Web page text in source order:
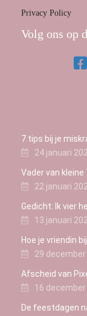
Privacy Policy
Volg ons op
7 tips bij je
24 januari
Vader van kleine
22 januari
Gedicht: Ik vier
13 januari
Hoe je vriendin
29 december
Afscheid van
16 december
De feestdagen